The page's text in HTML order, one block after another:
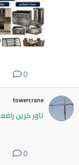
0
towercrane
تاور كرين
0